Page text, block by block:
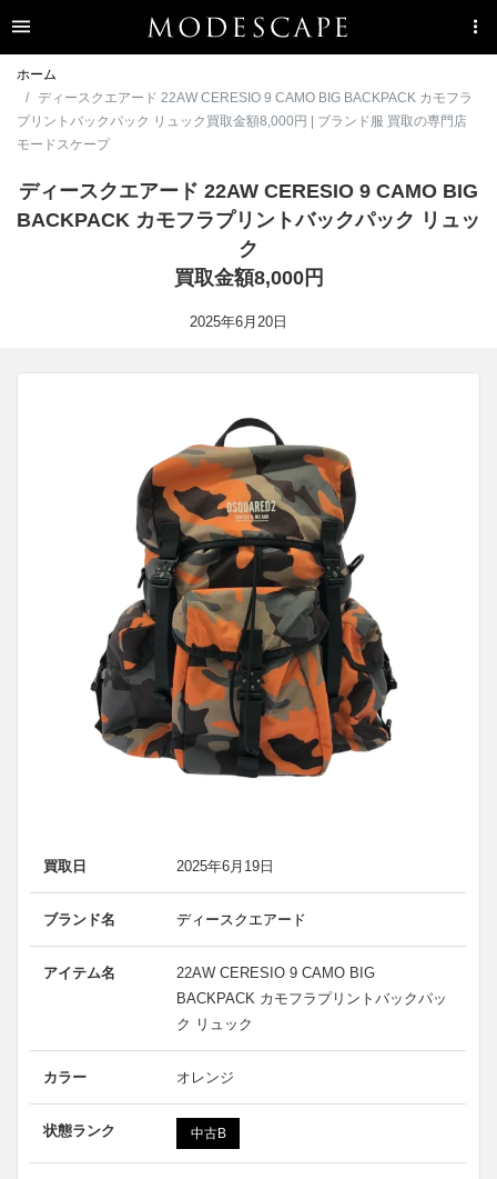
ホーム
ディースクエアード 22AW CERESIO 9 CAMO BIG BACKPACK カモフラ
プリントバックパック リュック買取金額8,000円 | ブランド服 買取の専門店
モードスケープ
ディースクエアード 22AW CERESIO 9 CAMO BIG
BACKPACK カモフラプリントバックパック リュッ
ク
買取金額8,000円
2025年6月20日
買取日 2025年6月19日
ブランド名 ディースクエアード
アイテム名
22AW CERESIO 9 CAMO BIG
BACKPACK カモフラプリントバックパッ
ク リュック
カラー オレンジ
状態ランク 中古B